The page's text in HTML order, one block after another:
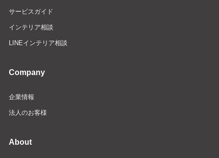
サービスガイド
インテリア相談
LINEインテリア相談
Company
企業情報
法人のお客様
About